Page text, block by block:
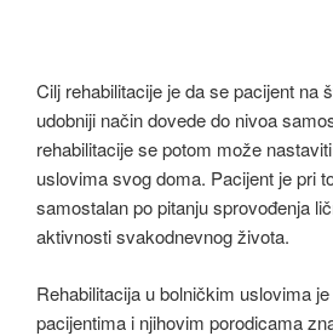
Cilj rehabilitacije je da se pacijent na
udobniji način dovede do nivoa
rehabilitacije se potom može
uslovima svog doma. Pacijent je pri
samostalan po pitanju sprovođenja
aktivnosti svakodnevnog života.
Rehabilitacija u bolničkim uslovima
pacijentima i njihovim porodicama